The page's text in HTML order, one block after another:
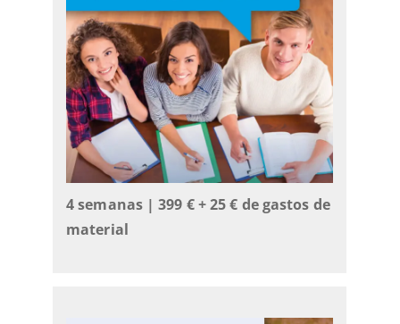
4 semanas | 399 €+ 25 € de gastos de
material